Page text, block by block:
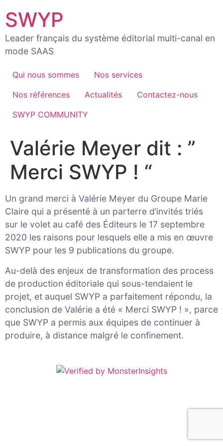
au
contenu
SWYP
Leader français du système éditorial multi-canal en
mode SAAS
Qui nous sommes
Nos services
Nos références
Actualités
Contactez-nous
SWYP COMMUNITY
Valérie Meyer dit : ”
Merci SWYP ! “
Un grand merci à Valérie Meyer du Groupe Marie
Claire qui a présenté à un parterre d’invités triés
sur le volet au café des Éditeurs le 17 septembre
2020 les raisons pour lesquels elle a mis en œuvre
SWYP pour les 9 publications du groupe.
Au-delà des enjeux de transformation des process
de production éditoriale qui sous-tendaient le
projet, et auquel SWYP a parfaitement répondu, la
conclusion de Valérie a été « Merci SWYP ! », parce
que SWYP a permis aux équipes de continuer à
produire, à distance malgré le confinement.